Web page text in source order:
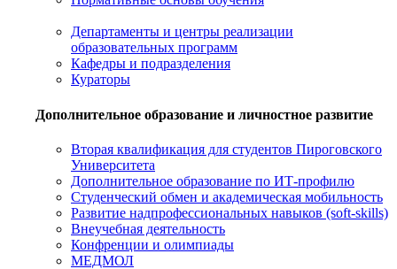
Департаменты и центры реализации
образовательных программ
Кафедры и подразделения
Кураторы
Дополнительное образование и личностное развитие
Вторая квалификация для студентов Пироговского
Университета
Дополнительное образование по ИТ-профилю
Студенческий обмен и академическая мобильность
Развитие надпрофессиональных навыков (soft-skills)
Внеучебная деятельность
Конфренции и олимпиады
МЕДМОЛ